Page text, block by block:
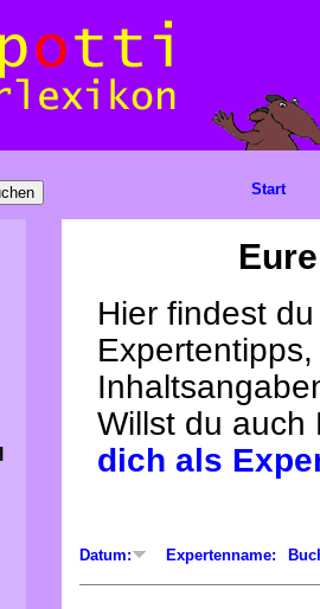
Hier findest
Willst du
dich als
Datum: Expertenname:
Start